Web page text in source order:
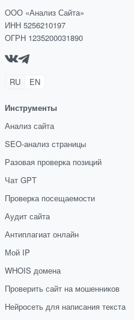
ООО «Анализ Сайта»
ИНН 5256210197
ОГРН 1235200031890
RU EN
Инструменты
Анализ сайта
SEO-анализ страницы
Разовая проверка позиций
Чат GPT
Проверка посещаемости
Аудит сайта
Антиплагиат онлайн
Мой IP
WHOIS домена
Проверить сайт на мошенников
Нейросеть для написания текста